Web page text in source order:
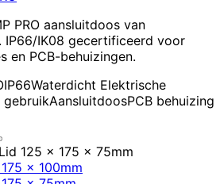
PRO aansluitdoos van
IP66/IK08 gecertificeerd voor
en PCB-behuizingen.
IP66Waterdicht Elektrische
gebruikAansluitdoosPCB behuizing
125 x 175 x 75mm
x 100mm